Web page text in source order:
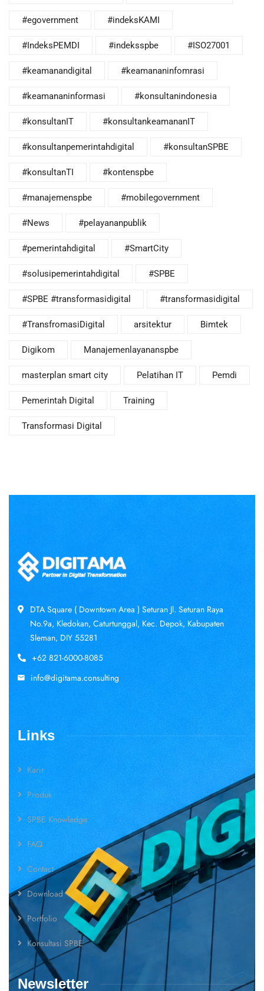
#egovernment #indeksKAMI
#IndeksPEMDI #indeksspbe #ISO27001
#keamanandigital #keamananinfomrasi
#keamananinformasi #konsultanindonesia
#konsultanIT #konsultankeamananIT
#konsultanpemerintahdigital #konsultanSPBE
#konsultanTI #kontenspbe
#manajemenspbe #mobilegovernment
#News #pelayananpublik
#pemerintahdigital #SmartCity
#solusipemerintahdigital #SPBE
#SPBE #transformasidigital #transformasidigital
#TransfromasiDigital arsitektur Bimtek
Digikom Manajemenlayananspbe
masterplan smart city Pelatihan IT Pemdi
Pemerintah Digital Training
Transformasi Digital
DTA Square ( Downtown Area ) Seturan Jl. Seturan Raya
No.9a, Kledokan, Caturtunggal, Kec. Depok, Kabupaten
Sleman, DIY 55281
+62 821-6000-8085
info@digitama.consulting
Links
Karir
Produk
SPBE Knowledge
FAQ
Contact
Download
Portfolio
Konsultasi SPBE
Newsletter